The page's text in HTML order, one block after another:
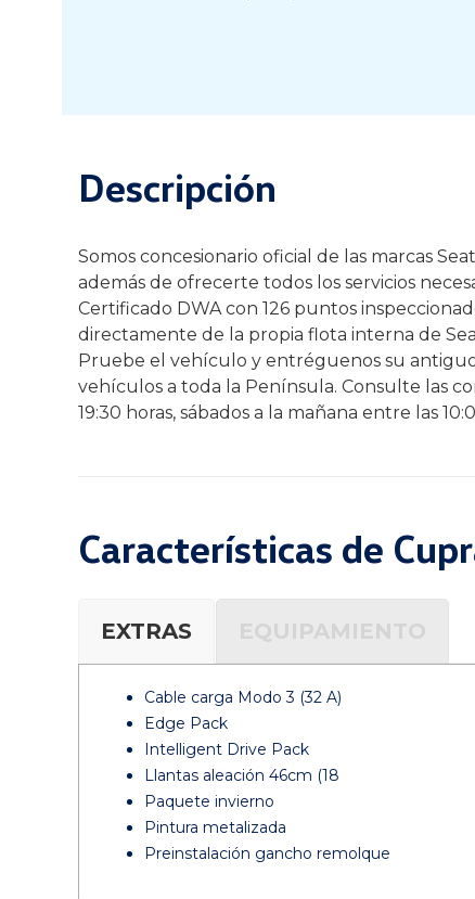
Descripción
Somos concesionario oficial de las marcas
además de ofrecerte todos los servicios
Certificado DWA con 126 puntos
directamente de la propia flota interna de
Pruebe el vehículo y entréguenos su
vehículos a toda la Península. Consulte las
19:30 horas, sábados a la mañana entre las
Características de
EXTRAS
Cable carga Modo 3 (32 A)
Edge Pack
Intelligent Drive Pack
Llantas aleación 46cm (18
Paquete invierno
Pintura metalizada
Preinstalación gancho remolque